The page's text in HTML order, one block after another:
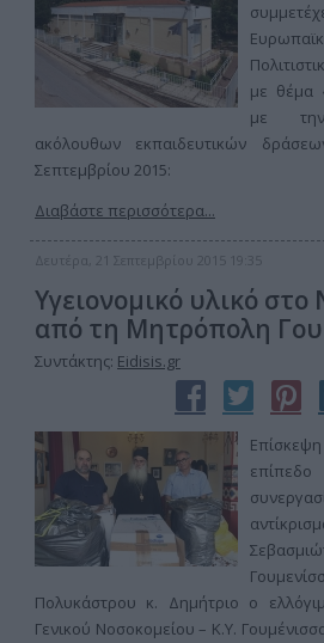
με θέμα
με
ακόλουθων εκπαιδευτικών
Σεπτεμβρίου 2015:
Διαβάστε περισσότερα...
Δευτέρα, 21 Σεπτεμβρίου 2015 19:35
Υγειονομικό υλικό στο
από τη Μητρόπολη
Συντάκτης: Eidisis.gr
Πολυκάστρου κ. Δημήτριο ο
Γενικού Νοσοκομείου – Κ.Υ.